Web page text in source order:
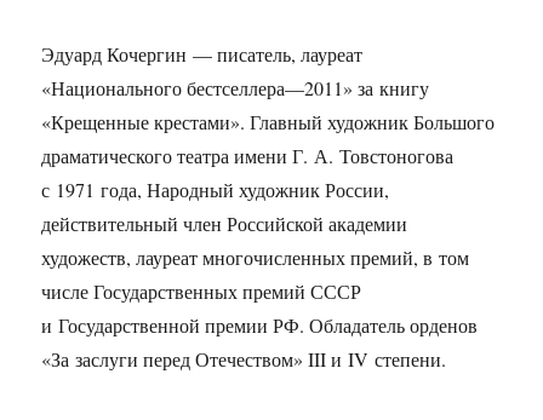
Эдуард Кочергин — писатель, лауреат
«Национального бестселлера—2011» за книгу
«Крещенные крестами». Главный художник Большого
драматического театра имени Г. А. Товстоногова
с 1971 года, Народный художник России,
действительный член Российской академии
художеств, лауреат многочисленных премий, в том
числе Государственных премий СССР
и Государственной премии РФ. Обладатель орденов
«За заслуги перед Отечеством» III и IV степени.